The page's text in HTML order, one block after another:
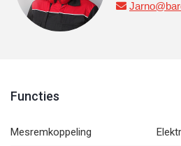
Functies
Mesremkoppeling
